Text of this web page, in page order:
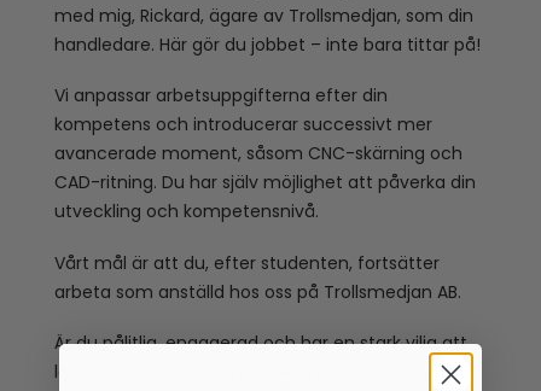
med mig, Rickard, ägare av Trollsmedjan, som din
handledare. Här gör du jobbet – inte bara tittar på!
Vi anpassar arbetsuppgifterna efter din
kompetens och introducerar successivt mer
avancerade moment, såsom CNC-skärning och
CAD-ritning. Du har själv möjlighet att påverka din
utveckling och kompetensnivå.
Vårt mål är att du, efter studenten, fortsätter
arbeta som anställd hos oss på Trollsmedjan AB.
Är du pålitlig, engagerad och har en stark vilja att
lära? Då är detta den perfekta praktiken för dig!